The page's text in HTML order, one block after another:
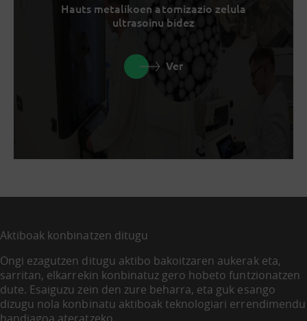
Hauts metalikoen atomizazio zelula
ultrasoinu bidez
Ver
Aktiboak konbinatzen ditugu
Ongi ezagutzen ditugu aktibo bakoitzaren aukerak eta,
sarritan, elkarrekin konbinatuz gero hobeto funtzionatzen
dute. Esaiguzu zein den zure beharra, eta guk esango
dizugu nola konbinatu aktiboak teknologiari errendimendu